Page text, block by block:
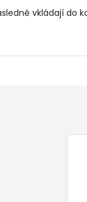
vkládají do